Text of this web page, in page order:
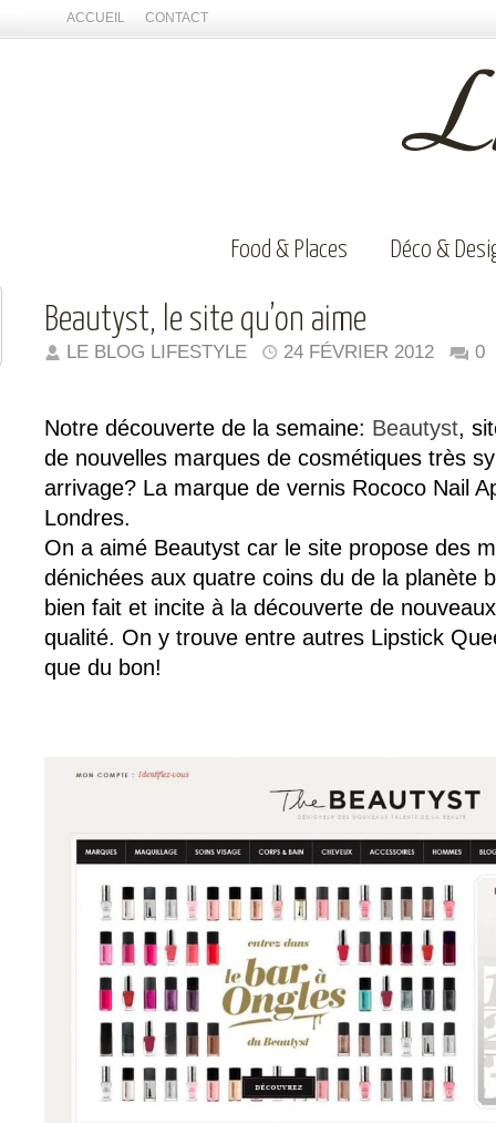
ACCUEIL CONTACT
Food & Places Déco &
Beautyst, le site qu’on aime
LE BLOG LIFESTYLE 24 FÉVRIER 2012 0
Notre découverte de la semaine: Beautyst,
de nouvelles marques de cosmétiques très
arrivage? La marque de vernis Rococo Nail
Londres.
On a aimé Beautyst car le site propose des
dénichées aux quatre coins du de la planète
bien fait et incite à la découverte de
qualité. On y trouve entre autres Lipstick
que du bon!